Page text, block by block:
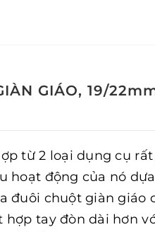
GIÁO, 19/
từ 2 loại dụng cụ
hoạt động của nó
đuôi chuột giàn giáo
hợp tay đòn dài hơn